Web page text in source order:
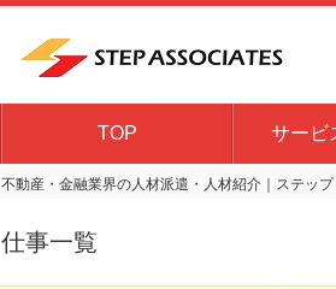
TOP サービ
不動産・金融業界の人材派遣・人材紹介｜ステッ
仕事一覧